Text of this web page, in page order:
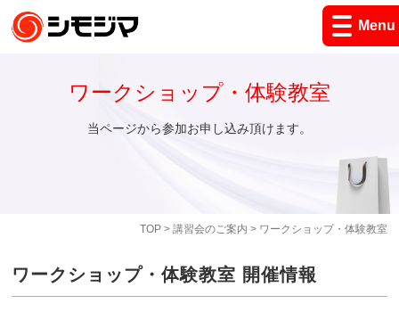
Menu
TOP> 講習会のご案内 > ワークショップ・体験教室
ワークショップ・体験教室
当ページから参加お申し込み頂けます。
ワークショップ・体験教室 開催情報